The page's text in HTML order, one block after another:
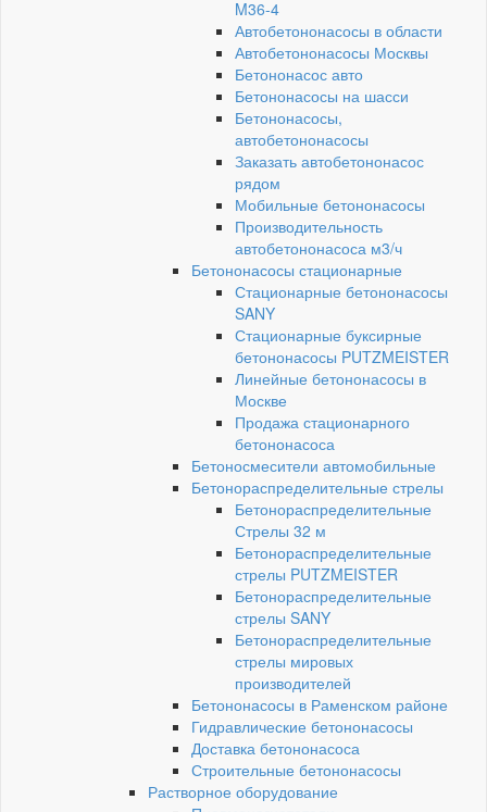
M36-4
Автобетононасосы в области
Автобетононасосы Москвы
Бетононасос авто
Бетононасосы на шасси
Бетононасосы,
автобетононасосы
Заказать автобетононасос
рядом
Мобильные бетононасосы
Производительность
автобетононасоса м3/ч
Бетононасосы стационарные
Стационарные бетононасосы
SANY
Стационарные буксирные
бетононасосы PUTZMEISTER
Линейные бетононасосы в
Москве
Продажа стационарного
бетононасоса
Бетоносмесители автомобильные
Бетонораспределительные стрелы
Бетонораспределительные
Стрелы 32 м
Бетонораспределительные
стрелы PUTZMEISTER
Бетонораспределительные
стрелы SANY
Бетонораспределительные
стрелы мировых
производителей
Бетононасосы в Раменском районе
Гидравлические бетононасосы
Доставка бетононасоса
Строительные бетононасосы
Растворное оборудование